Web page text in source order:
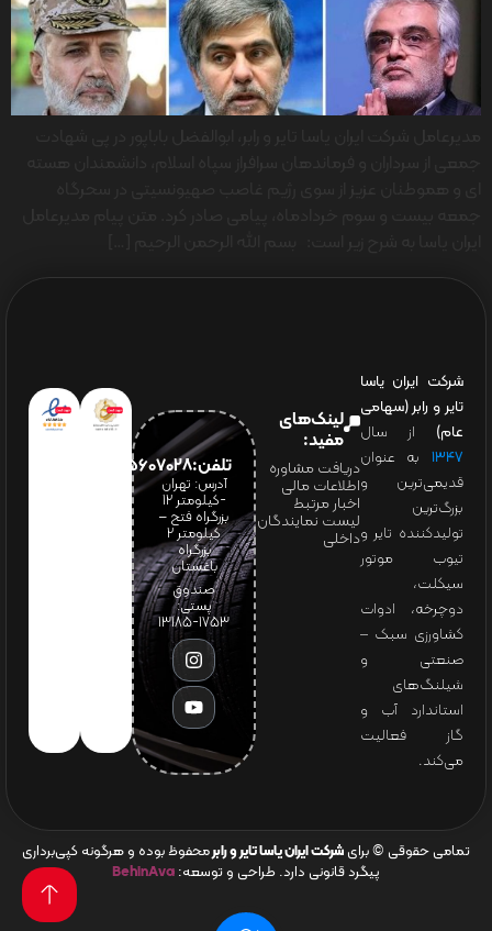
شرکت ایران یاسا
تایر و رابر (سهامی
عام) از سال
۱۳۴۷ به عنوان
قدیمی‌ترین و
بزرگ‌ترین
تولیدکننده تایر و
تیوب موتور
سیکلت،
دوچرخه، ادوات
کشاورزی سبک –
صنعتی و
شیلنگ‌های
استاندارد آب و
گاز فعالیت
می‌کند.
لینک‌های
مفید:
دریافت مشاوره
اطلاعات مالی
اخبار مرتبط
لیست نمایندگان
داخلی
تلفن:65607028(021)
آدرس: تهران
-کیلومتر 12
بزرگراه فتح –
کیلومتر ۲
بزرگراه
باغستان
صندوق
پستی:
1753-13185
تمامی حقوقی © برای شرکت ایران یاسا تایر و رابرمحفوظ بوده و هرگونه کپی‌برداری
پیگرد قانونی دارد. طراحی و توسعه: BehinAva